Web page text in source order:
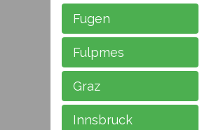
Fugen
Fulpmes
Graz
Innsbruck